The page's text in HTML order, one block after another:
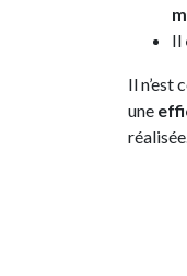
Il
Il n’est
une